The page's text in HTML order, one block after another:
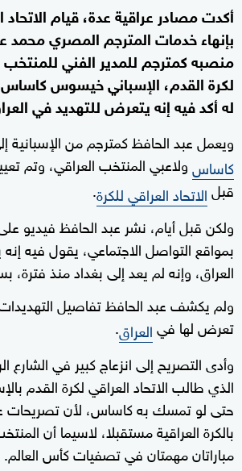
أكدت مصادر عراقية عدة، قيام الاتحاد
بإنهاء خدمات المترجم المصري محمد
منصبه كمترجم للمدير الفني للمنتخب
لكرة القدم، الإسباني خيسوس
له أكد فيه إنه يتعرض للتهديد في
ويعمل عبد الحافظ كمترجم من الإسبانية
كاساسولاعبي المنتخب العراقي، وتم
قبلالاتحاد العراقي للكرة.
ولكن قبل أيام، نشر عبد الحافظ فيديو
بمواقع التواصل الاجتماعي، يقول فيه
العراق، وإنه لم يعد إلى بغداد منذ
ولم يكشف عبد الحافظ تفاصيل
تعرض لها فيالعراق.
وأدى التصريح إلى انزعاج كبير في الشارع
الذي طالب الاتحاد العراقي لكرة القدم
حتى لو تمسك به كاساس، لأن تصريحات
بالكرة العراقية مستقبلا، لاسيما أن
مباراتان مهمتان في تصفيات كأس العالم.